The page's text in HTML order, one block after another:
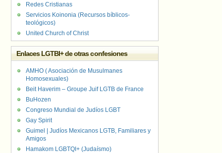
Redes Cristianas
Servicios Koinonia (Recursos bíblicos-
teológicos)
United Church of Christ
Enlaces LGTBI+ de otras confesiones
AMHO ( Asociación de Musulmanes
Homosexuales)
Beit Haverim – Groupe Juif LGTB de France
BuHozen
Congreso Mundial de Judíos LGBT
Gay Spirit
Guimel | Judíos Mexicanos LGTB, Familiares y
Amigos
Hamakom LGBTQI+ (Judaísmo)